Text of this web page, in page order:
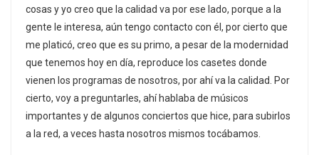
cosas y yo creo que la calidad va por ese lado, porque a la
gente le interesa, aún tengo contacto con él, por cierto que
me platicó, creo que es su primo, a pesar de la modernidad
que tenemos hoy en día, reproduce los casetes donde
vienen los programas de nosotros, por ahí va la calidad. Por
cierto, voy a preguntarles, ahí hablaba de músicos
importantes y de algunos conciertos que hice, para subirlos
a la red, a veces hasta nosotros mismos tocábamos.